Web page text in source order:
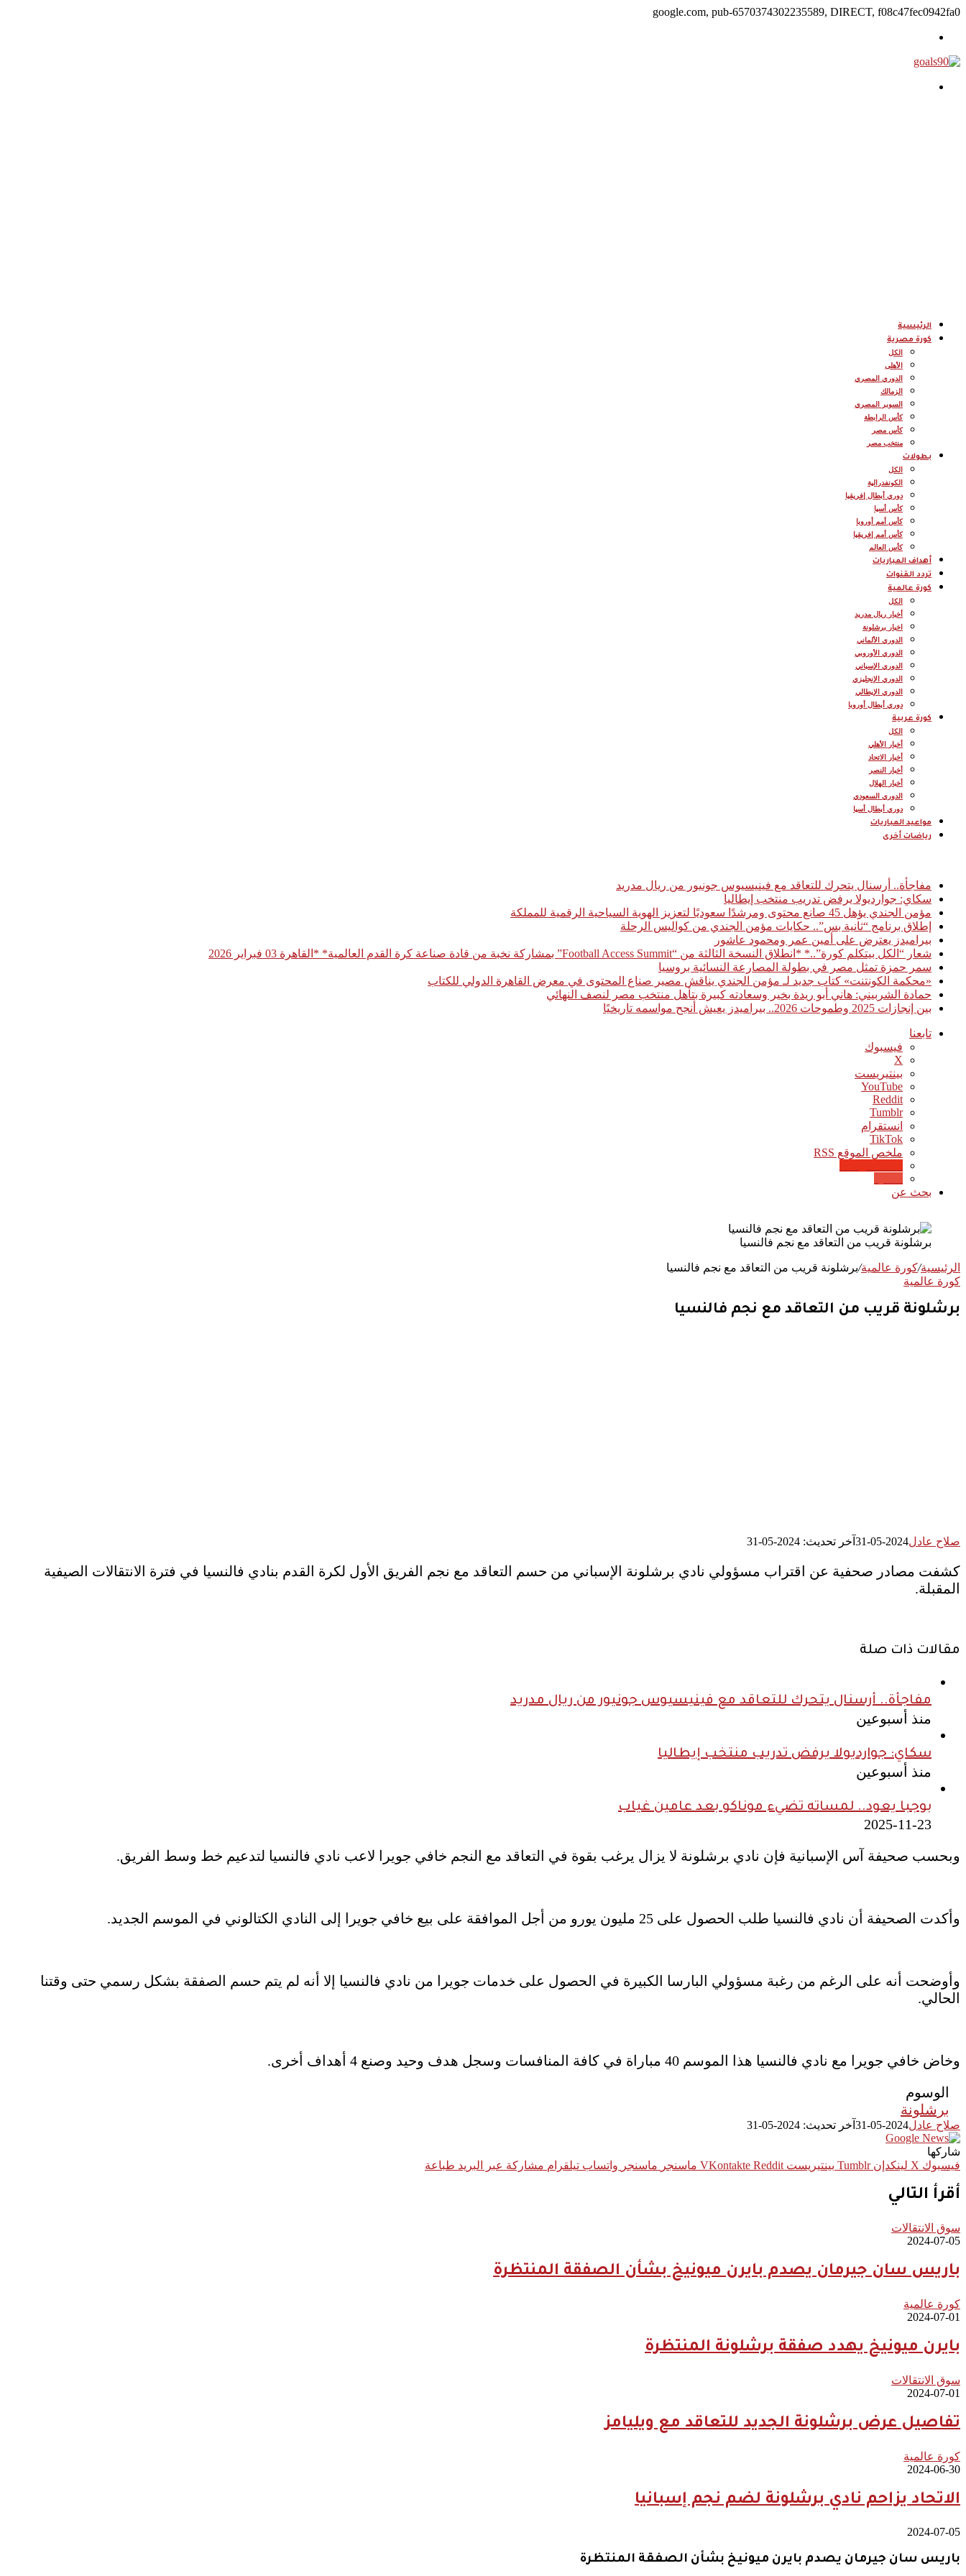
google.com, pub-6570374302235589, DIRECT, f08c47fec0942fa0
الرئيسية
كورة مصرية
الكل
الأهلى
الدوري المصري
الزمالك
السوبر المصري
كأس الرابطة
كأس مصر
منتخب مصر
بطولات
الكل
الكونفدرالية
دوري أبطال إفريقيا
كأس أسيا
كأس أمم أوروبا
كأس أمم إفريقيا
كأس العالم
أهداف المباريات
تردد القنوات
كورة عالمية
الكل
أخبار ريال مدريد
اخبار برشلونة
الدوري الألماني
الدوري الأوروبي
الدوري الإسباني
الدوري الإنجليزي
الدوري الإيطالي
دوري أبطال أوروبا
كورة عربية
الكل
أخبار الأهلي
أخبار الاتحاد
أخبار النصر
أخبار الهلال
الدوري السعودي
دوري أبطال أسيا
مواعيد المباريات
رياضات أخرى
مفاجأة.. أرسنال يتحرك للتعاقد مع فينيسيوس جونيور من ريال مدريد
سكاي: جوارديولا يرفض تدريب منتخب إيطاليا
مؤمن الجندي يؤهل 45 صانع محتوى ومرشدًا سعوديًا لتعزيز الهوية السياحية الرقمية للمملكة
إطلاق برنامج “ثانية بس”.. حكايات مؤمن الجندي من كواليس الرحلة
بيراميدز يعترض على أمين عمر ومحمود عاشور
شعار “الكل بيتكلم كورة”..* *انطلاق النسخة الثالثة من “Football Access Summit” بمشاركة نخبة من قادة صناعة كرة القدم العالمية* *القاهرة 03 فبراير 2026
سمر حمزة تمثل مصر في بطولة المصارعة النسائية بروسيا
«محكمة الكونتنت» كتاب جديد لـ مؤمن الجندي يناقش مصير صناع المحتوى في معرض القاهرة الدولي للكتاب
حمادة الشربيني: هاني أبو ريدة بخير وسعادته كبيرة بتأهل منتخب مصر لنصف النهائي
بين إنجازات 2025 وطموحات 2026.. بيراميدز يعيش أنجح مواسمه تاريخيًا
تابعنا
فيسبوك
‫X
بينتيريست
‫YouTube
انستقرام
‫TikTok
ملخص الموقع RSS
بحث عن
برشلونة قريب من التعاقد مع نجم فالنسيا
الرئيسية/كورة عالمية/برشلونة قريب من التعاقد مع نجم فالنسيا
كورة عالمية
برشلونة قريب من التعاقد مع نجم فالنسيا
صلاح عادل2024-05-31 آخر تحديث: 2024-05-31
كشفت مصادر صحفية عن اقتراب مسؤولي نادي برشلونة الإسباني من حسم التعاقد مع نجم الفريق الأول لكرة القدم بنادي فالنسيا في فترة الانتقالات الصيفية
المقبلة.
مقالات ذات صلة
مفاجأة.. أرسنال يتحرك للتعاقد مع فينيسيوس جونيور من ريال مدريد
منذ أسبوعين
سكاي: جوارديولا يرفض تدريب منتخب إيطاليا
منذ أسبوعين
بوجبا يعود.. لمساته تضيء موناكو بعد عامين غياب
2025-11-23
وبحسب صحيفة آس الإسبانية فإن نادي برشلونة لا يزال يرغب بقوة في التعاقد مع النجم خافي جويرا لاعب نادي فالنسيا لتدعيم خط وسط الفريق.
وأكدت الصحيفة أن نادي فالنسيا طلب الحصول على 25 مليون يورو من أجل الموافقة على بيع خافي جويرا إلى النادي الكتالوني في الموسم الجديد.
وأوضحت أنه على الرغم من رغبة مسؤولي البارسا الكبيرة في الحصول على خدمات جويرا من نادي فالنسيا إلا أنه لم يتم حسم الصفقة بشكل رسمي حتى وقتنا
الحالي.
وخاض خافي جويرا مع نادي فالنسيا هذا الموسم 40 مباراة في كافة المنافسات وسجل هدف وحيد وصنع 4 أهداف أخرى.
الوسوم
برشلونة
صلاح عادل2024-05-31 آخر تحديث: 2024-05-31
شاركها
فيسبوك ‫X لينكدإن بينتيريست ماسنجر ماسنجر واتساب تيلقرام مشاركة عبر البريد طباعة
أقرأ التالي
سوق الانتقالات
2024-07-05
باريس سان جيرمان يصدم بايرن ميونيخ بشأن الصفقة المنتظرة
كورة عالمية
2024-07-01
بايرن ميونيخ يهدد صفقة برشلونة المنتظرة
سوق الانتقالات
2024-07-01
تفاصيل عرض برشلونة الجديد للتعاقد مع ويليامز
كورة عالمية
2024-06-30
الاتحاد يزاحم نادي برشلونة لضم نجم إسبانيا
2024-07-05
باريس سان جيرمان يصدم بايرن ميونيخ بشأن الصفقة المنتظرة